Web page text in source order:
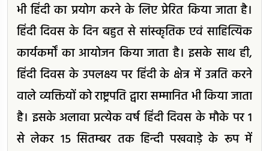
भी हिंदी का प्रयोग करने के लिए प्रेरित किया जाता है।
हिंदी दिवस के दिन बहुत से सांस्कृतिक एवं साहित्यिक
कार्यकर्मों का आयोजन किया जाता है। इसके साथ ही,
हिंदी दिवस के उपलक्ष्य पर हिंदी के क्षेत्र में उन्नति करने
वाले व्यक्तियों को राष्ट्रपति द्वारा सम्मानित भी किया जाता
है। इसके अलावा प्रत्येक वर्ष हिंदी दिवस के मौके पर 1
से लेकर 15 सितम्बर तक हिन्दी पखवाड़े के रूप में